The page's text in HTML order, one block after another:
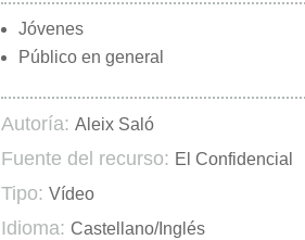
Jóvenes
Público en general
Autoría: Aleix Saló
Fuente del recurso: El Confidencial
Tipo: Vídeo
Idioma: Castellano/Inglés